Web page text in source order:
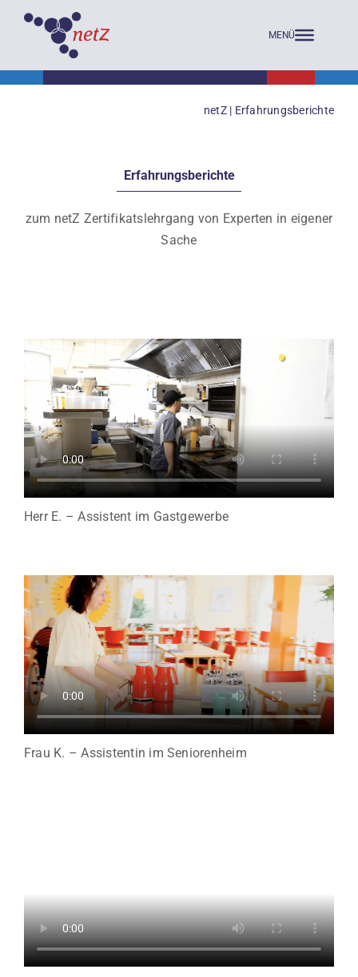
netZ| Erfahrungsberichte
Erfahrungsberichte
zum netZ Zertifikatslehrgang von Experten in eigener
Sache
Herr E. – Assistent im Gastgewerbe
Frau K. – Assistentin im Seniorenheim